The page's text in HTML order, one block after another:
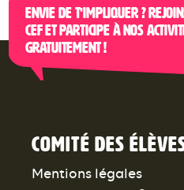
Envie de t’impliquer ?
CEF et participe à nos
gratuitement !
Comité des
Mentions légales